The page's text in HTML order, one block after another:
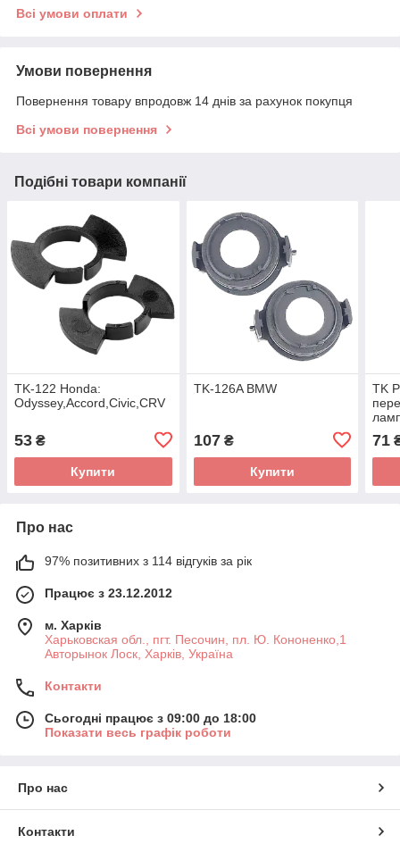
Всі умови оплати
Умови повернення
Повернення товару впродовж 14 днів за рахунок покупця
Всі умови повернення
Подібні товари компанії
TK-122 Honda:
Odyssey,Accord,Civic,CRV
53 ₴
Купити
TK-126A BMW
107₴
Купити
TK
71
Про нас
97% позитивних з 114 відгуків за рік
Працює з 23.12.2012
м. Харків
Харьковская обл., пгт. Песочин, пл. Ю. Кононенко,1
Авторынок Лоск, Харків, Україна
Контакти
Сьогодні працює з 09:00 до 18:00
Показати весь графік роботи
Про нас
Контакти